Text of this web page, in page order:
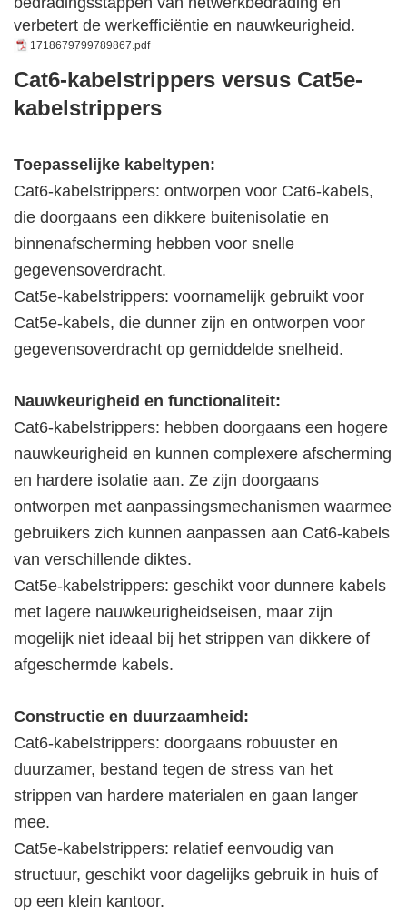
verbetert de werkefficiëntie en nauwkeurigheid.
1718679799789867.pdf
Cat6-kabelstrippers versus Cat5e-
kabelstrippers
Toepasselijke kabeltypen:
Cat6-kabelstrippers: ontworpen voor Cat6-kabels,
die doorgaans een dikkere buitenisolatie en
binnenafscherming hebben voor snelle
gegevensoverdracht.
Cat5e-kabelstrippers: voornamelijk gebruikt voor
Cat5e-kabels, die dunner zijn en ontworpen voor
gegevensoverdracht op gemiddelde snelheid.
Nauwkeurigheid en functionaliteit:
Cat6-kabelstrippers: hebben doorgaans een hogere
nauwkeurigheid en kunnen complexere afscherming
en hardere isolatie aan. Ze zijn doorgaans
ontworpen met aanpassingsmechanismen waarmee
gebruikers zich kunnen aanpassen aan Cat6-kabels
van verschillende diktes.
Cat5e-kabelstrippers: geschikt voor dunnere kabels
met lagere nauwkeurigheidseisen, maar zijn
mogelijk niet ideaal bij het strippen van dikkere of
afgeschermde kabels.
Constructie en duurzaamheid:
Cat6-kabelstrippers: doorgaans robuuster en
duurzamer, bestand tegen de stress van het
strippen van hardere materialen en gaan langer
mee.
Cat5e-kabelstrippers: relatief eenvoudig van
structuur, geschikt voor dagelijks gebruik in huis of
op een klein kantoor.